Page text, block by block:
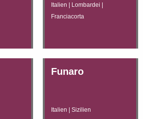
Italien | Lombardei |
Franciacorta
Funaro
Italien | Sizilien